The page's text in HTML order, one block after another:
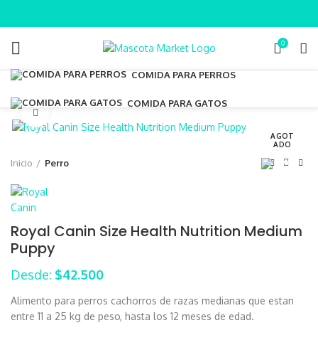
0
COMIDA PARA PERROS
COMIDA PARA GATOS
AGOT
ADO
Inicio Perro
Royal Canin Size Health Nutrition Medium
Puppy
Desde: $42.500
Alimento para perros cachorros de razas medianas que estan
entre 11 a 25 kg de peso, hasta los 12 meses de edad.